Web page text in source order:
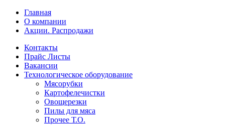
Главная
О компании
Акции. Распродажи
Контакты
Прайс Листы
Вакансии
Технологическое оборудование
Мясорубки
Картофелечистки
Овощерезки
Пилы для мяса
Прочее Т.О.